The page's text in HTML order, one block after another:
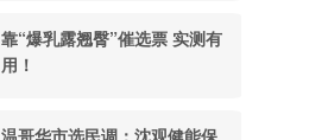
靠“爆乳露翘臀”催选票 实测有
用！